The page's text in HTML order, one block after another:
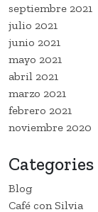
septiembre 2021
julio 2021
junio 2021
mayo 2021
abril 2021
marzo 2021
febrero 2021
noviembre 2020
Categories
Blog
Café con Silvia